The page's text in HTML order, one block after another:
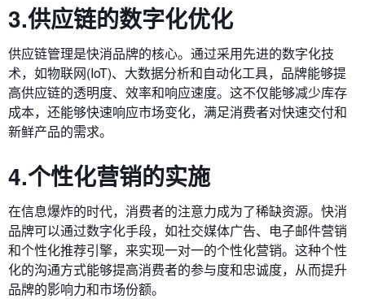
3.供应链的数字化优化
供应链管理是快消品牌的核心。通过采用先进的数字化技
术，如物联网(IoT)、大数据分析和自动化工具，品牌能够提
高供应链的透明度、效率和响应速度。这不仅能够减少库存
成本，还能够快速响应市场变化，满足消费者对快速交付和
新鲜产品的需求。
4.个性化营销的实施
在信息爆炸的时代，消费者的注意力成为了稀缺资源。快消
品牌可以通过数字化手段，如社交媒体广告、电子邮件营销
和个性化推荐引擎，来实现一对一的个性化营销。这种个性
化的沟通方式能够提高消费者的参与度和忠诚度，从而提升
品牌的影响力和市场份额。